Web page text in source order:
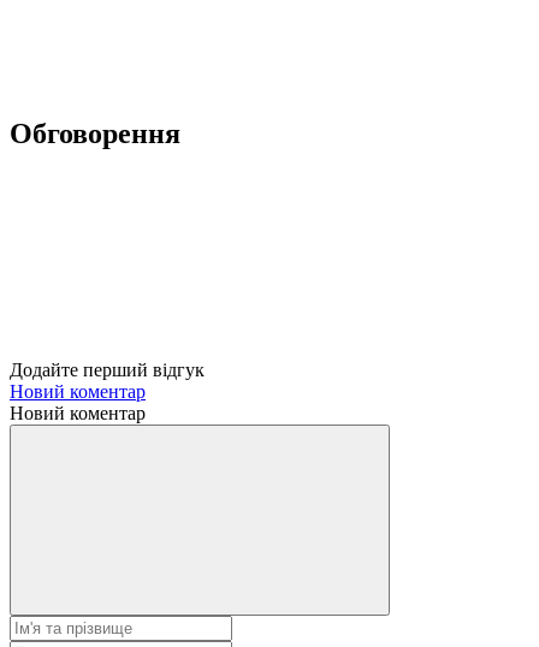
Обговорення
Додайте перший відгук
Новий коментар
Новий коментар